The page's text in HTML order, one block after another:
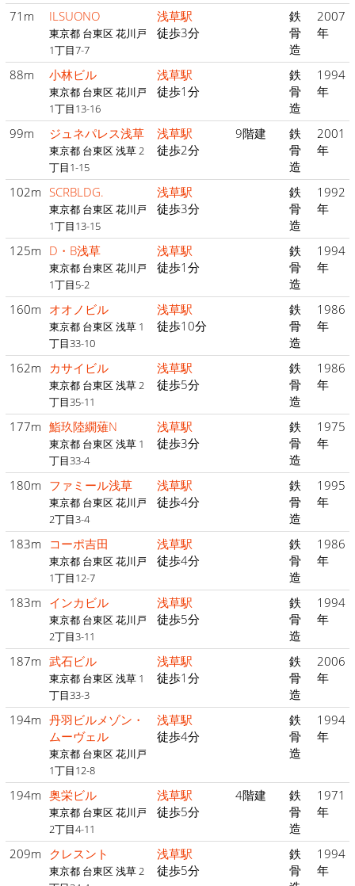
71m ILSUONO
東京都 台東区 花川戸
1丁目7-7
浅草駅
徒歩3分
鉄
骨
造
2007
年
88m 小林ビル
東京都 台東区 花川戸
1丁目13-16
浅草駅
徒歩1分
鉄
骨
造
1994
年
99m ジュネパレス浅草
東京都 台東区 浅草 2
丁目1-15
浅草駅
徒歩2分
9階建
鉄
骨
造
2001
年
102m SCRBLDG.
東京都 台東区 花川戸
1丁目13-15
浅草駅
徒歩3分
鉄
骨
造
1992
年
125m D・B浅草
東京都 台東区 花川戸
1丁目5-2
浅草駅
徒歩1分
鉄
骨
造
1994
年
160m オオノビル
東京都 台東区 浅草 1
丁目33-10
浅草駅
徒歩10分
鉄
骨
造
1986
年
162m カサイビル
東京都 台東区 浅草 2
丁目35-11
浅草駅
徒歩5分
鉄
骨
造
1986
年
177m 鮨玖陸繝薙Ν
東京都 台東区 浅草 1
丁目33-4
浅草駅
徒歩3分
鉄
骨
造
1975
年
180m ファミール浅草
東京都 台東区 花川戸
2丁目3-4
浅草駅
徒歩4分
鉄
骨
造
1995
年
183m コーポ吉田
東京都 台東区 花川戸
1丁目12-7
浅草駅
徒歩4分
鉄
骨
造
1986
年
183m インカビル
東京都 台東区 花川戸
2丁目3-11
浅草駅
徒歩5分
鉄
骨
造
1994
年
187m 武石ビル
東京都 台東区 浅草 1
丁目33-3
浅草駅
徒歩1分
鉄
骨
造
2006
年
194m 丹羽ビルメゾン・
ムーヴェル
東京都 台東区 花川戸
1丁目12-8
浅草駅
徒歩4分
鉄
骨
造
1994
年
194m 奥栄ビル
東京都 台東区 花川戸
2丁目4-11
浅草駅
徒歩5分
4階建
鉄
骨
造
1971
年
209m クレスント
東京都 台東区 浅草 2
浅草駅
徒歩5分
鉄
骨
1994
年